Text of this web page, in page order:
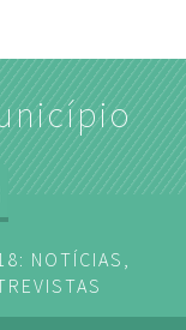
NOTÍCIAS,